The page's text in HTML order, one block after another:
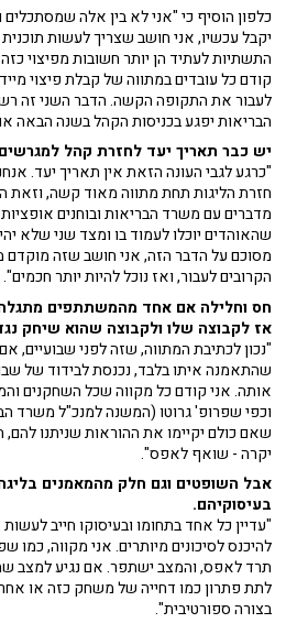
כלפון הוסיף כי "אני לא בין אלה
יקבל עכשיו, אני חושב שצריך לעשות
התשתיות לעתיד הן יותר חשובות מפיצוי
קודם כל עובדים במתווה של קבלת פיצוי
לעבור את התקופה הקשה. הדבר השני זה
הבריאות יפגע בכניסות הקהל בשנה הבאה או
יש כבר תאריך יעד לחזרת קהל
"כרגע לגבי העונה הזאת אין תאריך יעד.
חזרת הליגות תחת מתווה מאוד קשה, וזאת
מדברים עם משרד הבריאות ובוחנים
שהאוהדים יוכלו לעמוד בו ומצד שני שלא
מסוכם על הדבר הזה, אני חושב שזה מוקדם
הקרובים לעבור, ואז נוכל להיות יותר חכמים".
חס וחלילה אם אחד מהמשתתפים מתגלה
אז לקבוצה שלו ולקבוצה שהוא שיחק
"נכון לכתיבת המתווה, שזה לפני שבועיים,
שהתאמנה איתו בלבד, נכנסת לבידוד של
אותה. אני קודם כל מקווה שכל השחקנים
וכפי שפרופ' גרוטו (המשנה למנכ"ל משרד
שאם כולם יקיימו את ההוראות שניתנו
יקרה - שואף לאפס".
אבל השופטים וגם חלק מהמאמנים
בעיסוקיהם.
"עדיין כל אחד בתחומו ובעיסוקו חייב
להיכנס לסיכונים מיותרים. אני מקווה,
תרד לאפס, והמצב ישתפר. אם נגיע למצב
לתת פתרון כמו דחייה של משחק כזה או
בצורה ספורטיבית".